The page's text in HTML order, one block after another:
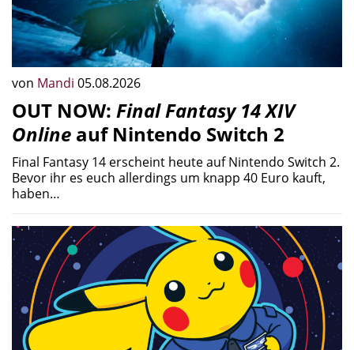
von Mandi 05.08.2026
OUT NOW: Final Fantasy 14 XIV
Online auf Nintendo Switch 2
Final Fantasy 14 erscheint heute auf Nintendo Switch 2.
Bevor ihr es euch allerdings um knapp 40 Euro kauft,
haben…